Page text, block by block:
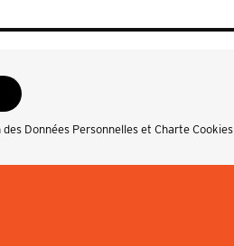
Données Personnelles et Charte Cookies